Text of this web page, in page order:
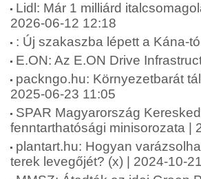
Lidl: Már 1 milliárd
2026-06-12 12:18
: Új szakaszba lépett a Kána-
E.ON: Az E.ON Drive
packngo.hu: Környezetbarát
2025-06-23 11:05
SPAR Magyarország
fenntarthatósági minisorozata |
plantart.hu: Hogyan
terek levegőjét? (x) | 2024-10-